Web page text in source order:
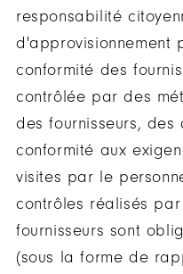
responsabilité
d'approvisionnement
conformité des
contrôlée par des
des fournisseurs,
conformité aux
visites par le
contrôles réalisés
fournisseurs sont
(sous la forme de